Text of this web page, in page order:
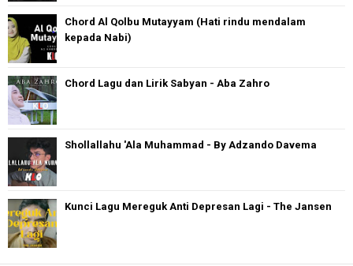
Chord Al Qolbu Mutayyam (Hati rindu mendalam
kepada Nabi)
Chord Lagu dan Lirik Sabyan - Aba Zahro
Shollallahu 'Ala Muhammad - By Adzando Davema
Kunci Lagu Mereguk Anti Depresan Lagi - The Jansen